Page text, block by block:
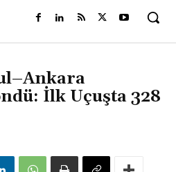
İlk Uçuşta 328